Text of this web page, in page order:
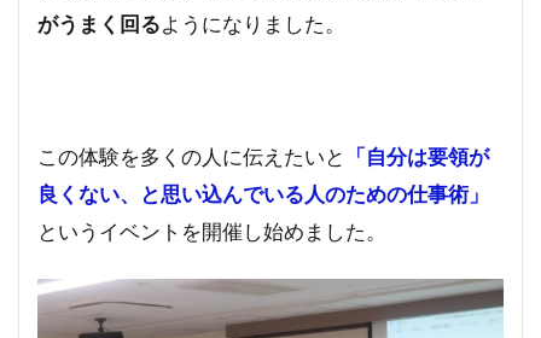
がうまく回るようになりました。
この体験を多くの人に伝えたいと
「自分は要領が
良くない、と思い込んでいる人のための仕事術」
というイベントを開催し始めました。